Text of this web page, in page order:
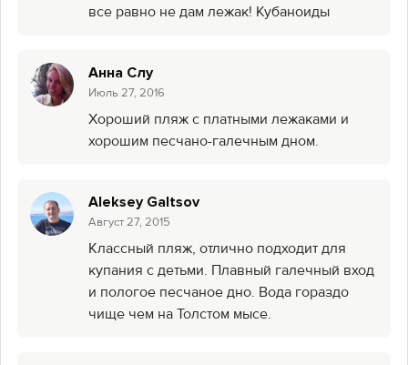
все равно не дам лежак! Кубаноиды
Анна Слу
Июль 27, 2016
Хороший пляж с платными лежаками и
хорошим песчано-галечным дном.
Aleksey Galtsov
Август 27, 2015
Классный пляж, отлично подходит для
купания с детьми. Плавный галечный вход
и пологое песчаное дно. Вода гораздо
чище чем на Толстом мысе.